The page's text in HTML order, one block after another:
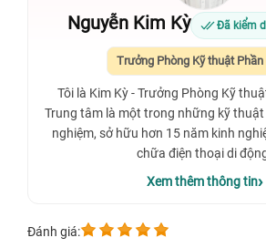
Nguyễn Kim Kỳ Đã kiểm
Trưởng Phòng Kỹ thuật
Tôi là Kim Kỳ - Trưởng Phòng Kỹ
Trung tâm là một trong những kỹ thuật
nghiệm, sở hữu hơn 15 năm kinh
chữa điện thoại di
Xem thêm thông tin
Đánh giá: